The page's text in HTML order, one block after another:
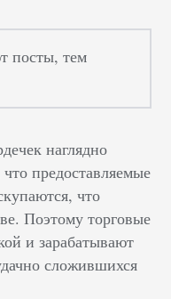
посты, тем
наглядно
предоставляемые
что
Поэтому торговые
и зарабатывают
сложившихся